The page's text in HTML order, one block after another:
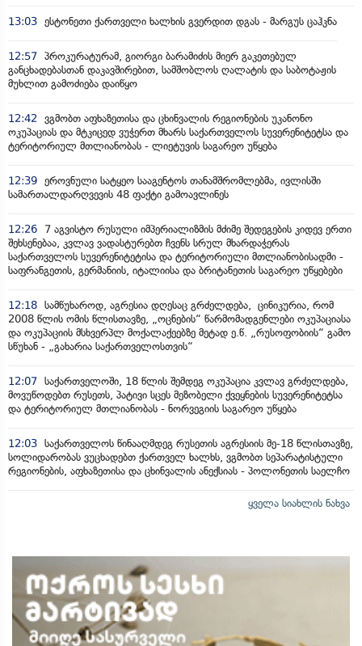
13:03 ესტონეთი ქართველი ხალხის გვერდით დგას - მარგუს ცაჰკნა
12:57 პროკურატურამ, გიორგი ბარამიძის მიერ გაკეთებულ
განცხადებასთან დაკავშირებით, სამშობლოს ღალატის და საბოტაჟის
მუხლით გამოძიება დაიწყო
12:42 ვგმობთ აფხაზეთისა და ცხინვალის რეგიონების უკანონო
ოკუპაციას და მტკიცედ ვუჭერთ მხარს საქართველოს სუვერენიტეტსა და
ტერიტორიულ მთლიანობას - ლიეტუვის საგარეო უწყება
12:39 ეროვნული სატყეო სააგენტოს თანამშრომლებმა, ივლისში
სამართალდარღვევის 48 ფაქტი გამოავლინეს
12:26
7 აგვისტო რუსული იმპერიალიზმის მძიმე შედეგების კიდევ ერთი
შეხსენებაა, კვლავ ვადასტურებთ ჩვენს სრულ მხარდაჭერას
საქართველოს სუვერენიტეტისა და ტერიტორიული მთლიანობისადმი -
საფრანგეთის, გერმანიის, იტალიისა და ბრიტანეთის საგარეო უწყებები
12:18 სამწუხაროდ, აგრესია დღესაც გრძელდება, ცინიკურია, რომ
2008 წლის ომის წლისთავზე, „ოცნების“ წარმომადგენლები ოკუპაციასა
და ოკუპაციის მსხვერპლ მოქალაქეებზე მეტად ე.წ. „რუსოფობიის“ გამო
სწუხან - „გახარია საქართველოსთვის“
12:07 საქართველოში, 18 წლის შემდეგ ოკუპაცია კვლავ გრძელდება,
მოვუწოდებთ რუსეთს, პატივი სცეს მეზობელი ქვეყნების სუვერენიტეტსა
და ტერიტორიულ მთლიანობას - ნორვეგიის საგარეო უწყება
12:03 საქართველოს წინააღმდეგ რუსეთის აგრესიის მე-18 წლისთავზე,
სოლიდარობას ვუცხადებთ ქართველ ხალხს, ვგმობთ სეპარატისტული
რეგიონების, აფხაზეთისა და ცხინვალის ანექსიას - პოლონეთის საელჩო
ყველა სიახლის ნახვა